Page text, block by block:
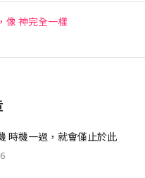
像 神完全一樣
時機一過，就會僅止於此